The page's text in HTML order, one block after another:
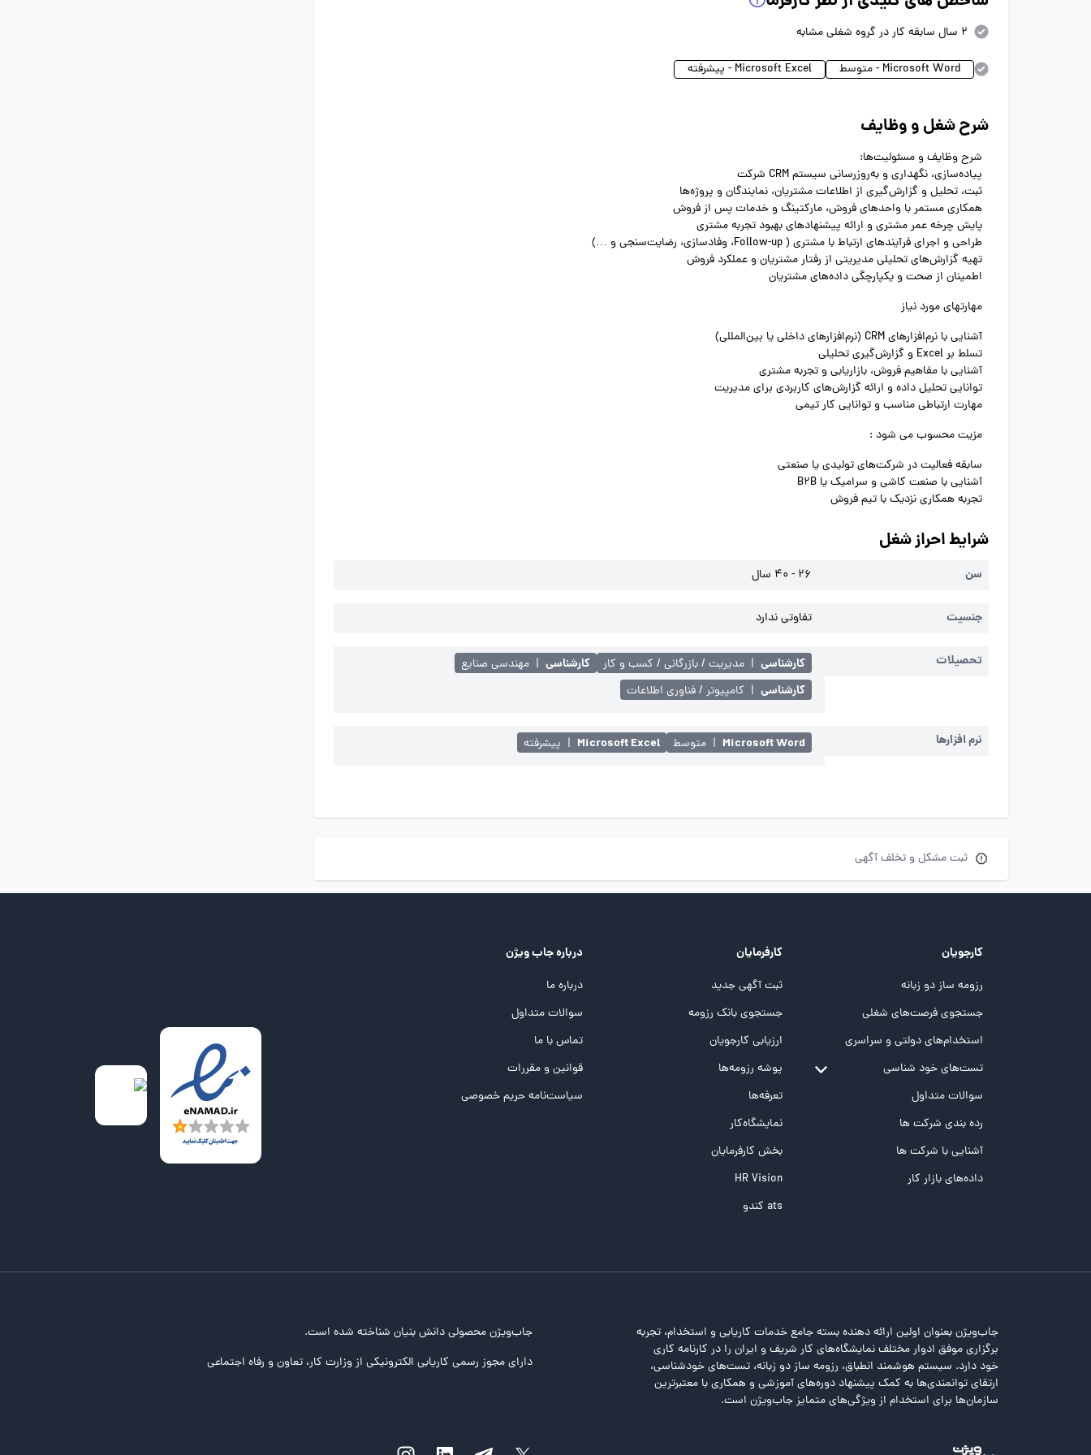
2 سال سابقه کار در گروه شغلی مشابه
Microsoft Word - متوسط Microsoft Excel - پیشرفته
شرح شغل و وظایف
شرح وظایف و مسئولیت‌ها:
پیاده‌سازی، نگهداری و به‌روزرسانی سیستم CRM شرکت
ثبت، تحلیل و گزارش‌گیری از اطلاعات مشتریان، نمایندگان و پروژه‌ها
همکاری مستمر با واحدهای فروش، مارکتینگ و خدمات پس از فروش
پایش چرخه عمر مشتری و ارائه پیشنهادهای بهبود تجربه مشتری
طراحی و اجرای فرآیندهای ارتباط با مشتری ( Follow-up، وفادسازی، رضایت‌سنجی و …)
تهیه گزارش‌های تحلیلی مدیریتی از رفتار مشتریان و عملکرد فروش
اطمینان از صحت و یکپارچگی داده‌های مشتریان
مهارتهای مورد نیاز
آشنایی با نرم‌افزارهای CRM (نرم‌افزارهای داخلی یا بین‌المللی)
تسلط بر Excel و گزارش‌گیری تحلیلی
آشنایی با مفاهیم فروش، بازاریابی و تجربه مشتری
توانایی تحلیل داده و ارائه گزارش‌های کاربردی برای مدیریت
مهارت ارتباطی مناسب و توانایی کار تیمی
مزیت محسوب می شود :
سابقه فعالیت در شرکت‌های تولیدی یا صنعتی
آشنایی با صنعت کاشی و سرامیک یا B2B
تجربه همکاری نزدیک با تیم فروش
شرایط احراز شغل
سن 26 - 40 سال
جنسیت تفاوتی ندارد
تحصیلات کارشناسی | مدیریت / بازرگانی / کسب و کار کارشناسی | مهندسی صنایع
کارشناسی | کامپیوتر / فناوری اطلاعات
نرم افزارها Microsoft Word
| متوسط Microsoft Excel
| پیشرفته
ثبت مشکل و تخلف آگهی
کارجویان
رزومه ساز دو زبانه
جستجوی فرصت‌های شغلی
استخدام‌های دولتی و سراسری
تست‌های خود شناسی
تست MBTI
تست تیپ سنجی شغلی Holland
تست NEO
تست هوش های چندگانه
سوالات متداول
رده بندی شرکت ها
آشنایی با شرکت ها
داده‌های بازار کار
کارفرمایان
ثبت آگهی جدید
جستجوی بانک رزومه
ارزیابی کارجویان
پوشه‌‌ رزومه‌ها
تعرفه‌ها
نمایشگاه‌کار
بخش کارفرمایان
HR Vision
ats کندو
درباره جاب ویژن
درباره ما
سوالات متداول
تماس با ما
قوانین و مقررات
سیاست‌نامه حریم خصوصی
جاب‌ویژن بعنوان اولین ارائه دهنده بسته جامع خدمات کاریابی و استخدام، تجربه
برگزاری موفق ادوار مختلف نمایشگاه‌های کار شریف و ایران را در کارنامه کاری
خود دارد. سیستم هوشمند انطباق، رزومه ساز دو زبانه، تست‌های خودشناسی،
ارتقای توانمندی‌ها به کمک پیشنهاد دوره‌های آموزشی و همکاری با معتبرترین
سازمان‌ها برای استخدام از ویژگی‌های متمایز جاب‌ویژن است.
جاب‌ویژن محصولی دانش بنیان شناخته شده است.
دارای مجوز رسمی کاریابی الکترونیکی از وزارت کار، تعاون و رفاه اجتماعی